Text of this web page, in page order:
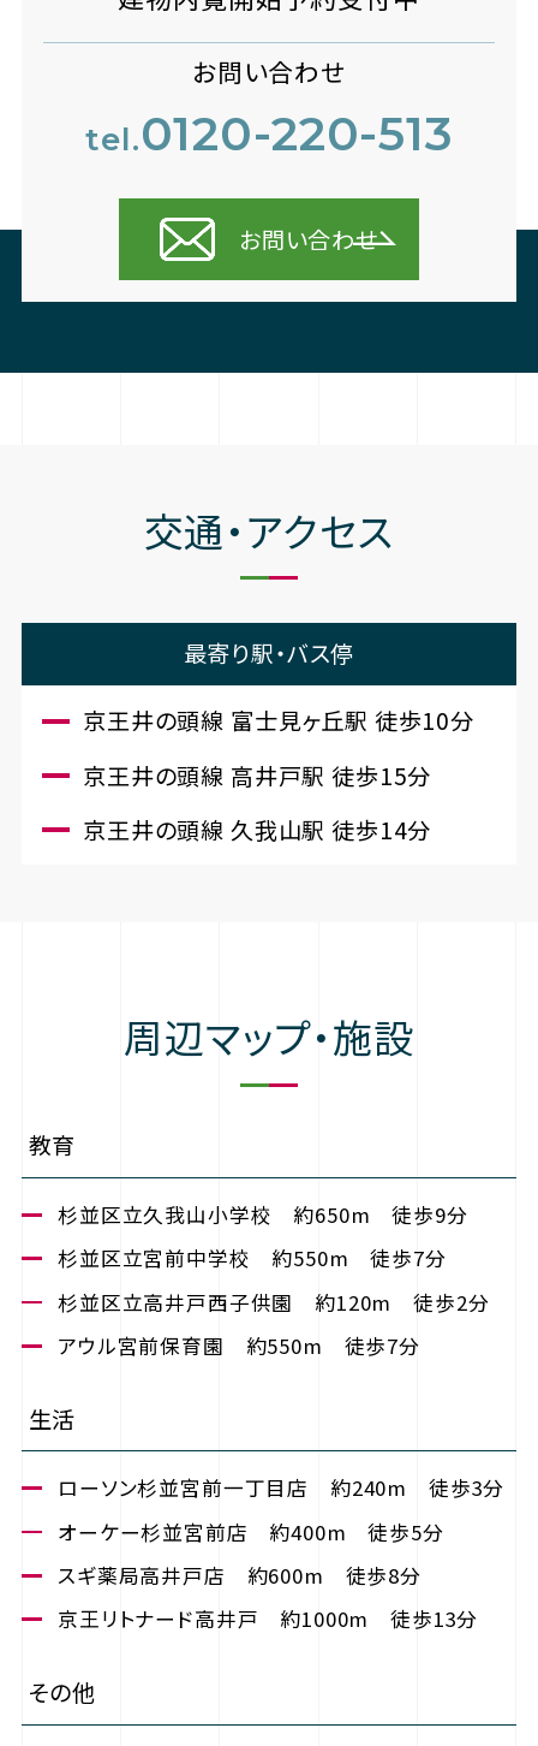
お問い合わせ
tel.0120-220-513
お問い合わせ
交通・アクセス
最寄り駅・バス停
京王井の頭線 富士見ヶ丘駅 徒歩10分
京王井の頭線 高井戸駅 徒歩15分
京王井の頭線 久我山駅 徒歩14分
周辺マップ・施設
教育
杉並区立久我山小学校 約650m 徒歩9分
杉並区立宮前中学校 約550m 徒歩7分
杉並区立高井戸西子供園 約120m 徒歩2分
アウル宮前保育園 約550m 徒歩7分
生活
ローソン杉並宮前一丁目店 約240m 徒歩3分
オーケー杉並宮前店 約400m 徒歩5分
スギ薬局高井戸店 約600m 徒歩8分
京王リトナード高井戸 約1000m 徒歩13分
その他